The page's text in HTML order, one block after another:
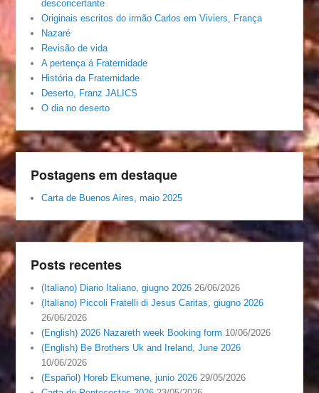
desconcertante
Originais escritos do irmão Carlos em Viviers, França
Nazaré
Revisão de vida
A pertença á Fraternidade
História da Fraternidade
Deserto, Franz JALICS
O dia no deserto
Postagens em destaque
Carta de Buenos Aires, maio 2025
Posts recentes
(Italiano) Diario Italiano, giugno 2026 26/06/2026
(Italiano) Piccoli Fratelli di Jesus Caritas, giugno 2026
26/06/2026
(English) 2026 Nazareth week Booking form 10/06/2026
(English) Be Brothers Uk and Ireland, June 2026
10/06/2026
(Español) Horeb Ekumene, junio 2026 29/05/2026